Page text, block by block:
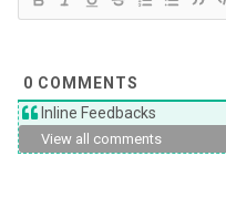
0 COMMENTS
Inline Feedbacks
View all comments